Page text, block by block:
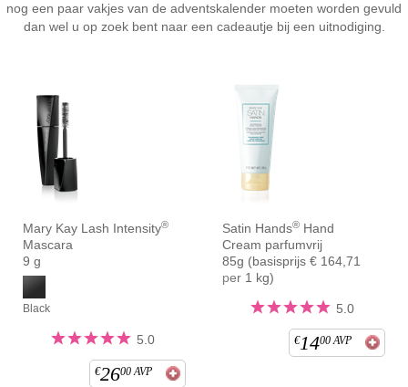
nog een paar vakjes van de adventskalender moeten worden gevuld
dan wel u op zoek bent naar een cadeautje bij een uitnodiging.
Mary Kay Lash Intensity®
Mascara
9 g
Black
5.0
€2600 AVP
Satin Hands® Hand
Cream parfumvrij
85g (basisprijs € 164,71
per 1 kg)
5.0
€1400 AVP